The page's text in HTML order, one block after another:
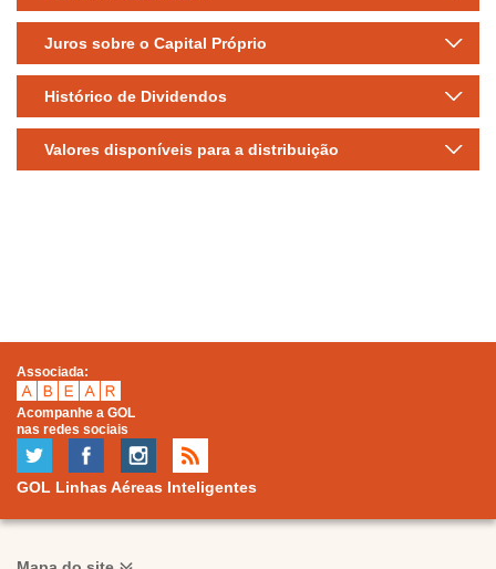
Juros sobre o Capital Próprio
Histórico de Dividendos
Valores disponíveis para a distribuição
Associada:
Acompanhe a GOL
nas redes sociais
GOL Linhas Aéreas Inteligentes